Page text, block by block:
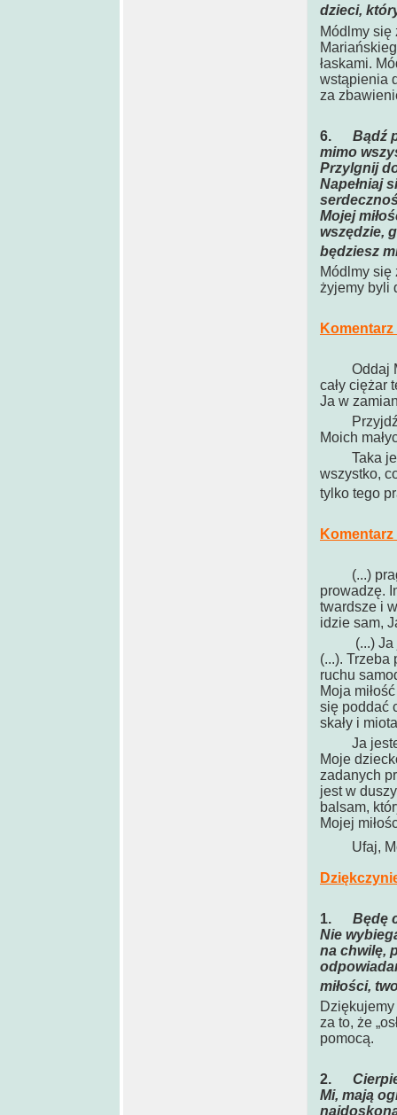
dzieci,
Módlmy się
łaskami.
wstąpienia
za
6. Bądź
mimo
Przylgnij
Napełniaj
Mojej
wszędzie,
będziesz
Módlmy się
żyjemy byli
Oddaj Mi
cały ciężar
Ja w
Przyjdź.
Moich
Taka jest
wszystko,
tylko tego
(...)
prowadzę.
twardsze i
idzie sam,
(...) Ja
(...). Trzeba
ruchu
Moja
się poddać
skały i
Ja jestem
Moje
zadanych
jest w
balsam,
Mojej
Ufaj,
1. Będę
Nie
na chwilę,
miłości,
za to, że
pomocą.
2.
Mi, mają